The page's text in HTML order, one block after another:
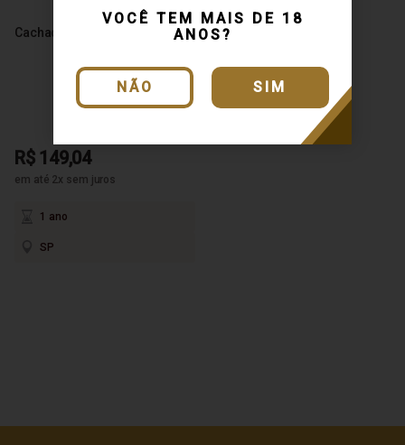
VOCÊ TEM MAIS DE 18
ANOS?
NÃO SIM
Cachaça Margô Ouro 500ml
R$ 149,04
em até 2x sem juros
1 ano
SP